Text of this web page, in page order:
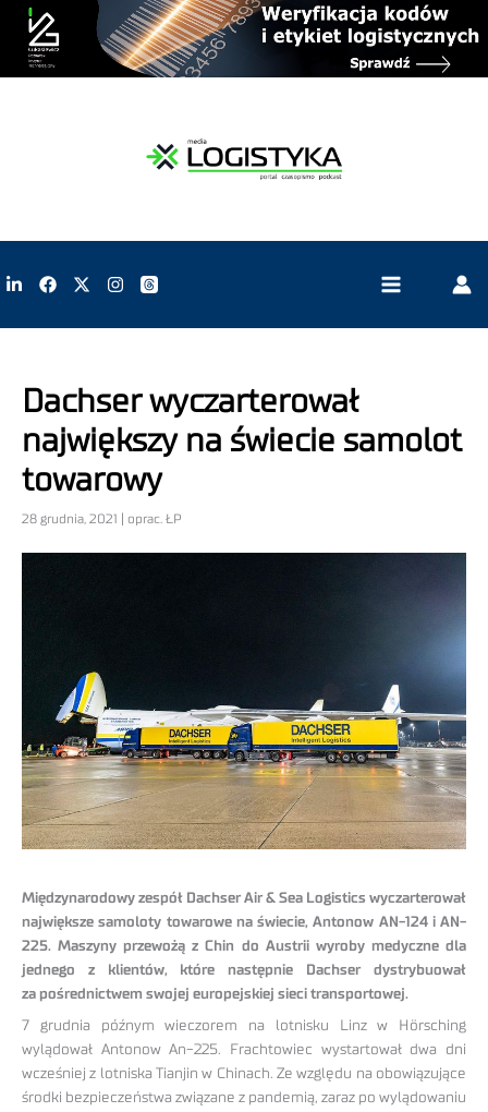
Dachser wyczarterował
największy na świecie samolot
towarowy
28 grudnia, 2021 | oprac. ŁP
Międzynarodowy zespół Dachser Air & Sea Logistics wyczarterował
największe samoloty towarowe na świecie, Antonow AN-124 i AN-
225. Maszyny przewożą z Chin do Austrii wyroby medyczne dla
jednego z klientów, które następnie Dachser dystrybuował
za pośrednictwem swojej europejskiej sieci transportowej.
7 grudnia późnym wieczorem na lotnisku Linz w Hörsching
wylądował Antonow An-225. Frachtowiec wystartował dwa dni
wcześniej z lotniska Tianjin w Chinach. Ze względu na obowiązujące
środki bezpieczeństwa związane z pandemią, zaraz po wylądowaniu